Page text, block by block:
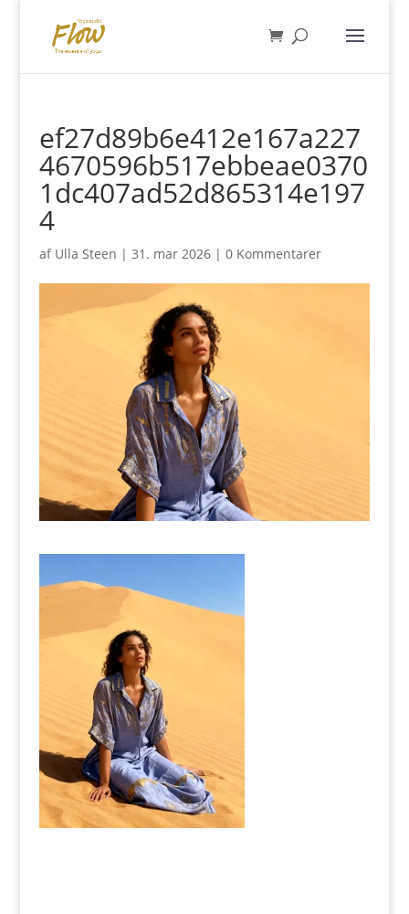
ef27d89b6e412e167a227
4670596b517ebbeae0370
1dc407ad52d865314e197
4
af Ulla Steen | 31. mar 2026| 0 Kommentarer